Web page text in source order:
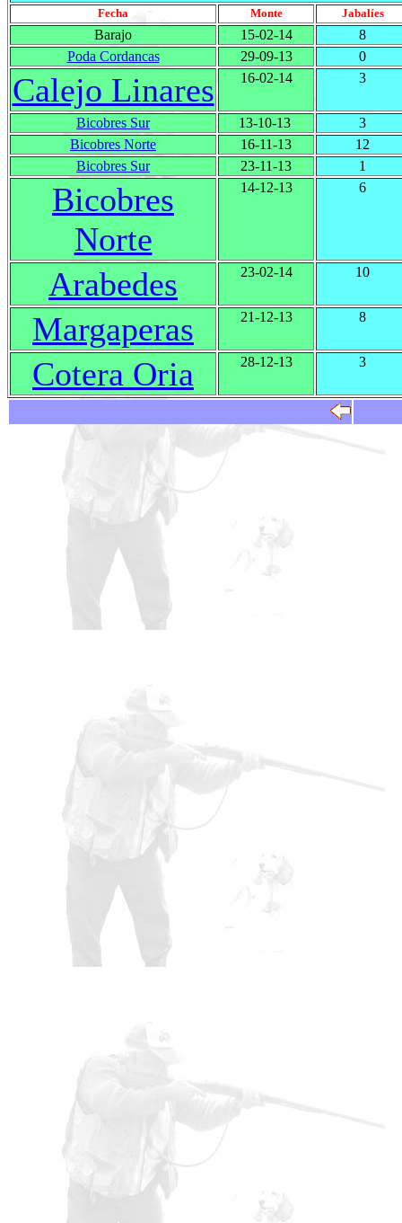
Fecha Monte Jabalíes
Barajo 15-02-14
8
Poda Cordancas
29-09-13 0
Calejo Linares 16-02-14 3
Bicobres Sur 13-10-13
3
Bicobres Norte
16-11-13
12
Bicobres Sur
23-11-13 1
Bicobres
Norte
14-12-13 6
Arabedes 23-02-14 10
Margaperas 21-12-13 8
Cotera Oria 28-12-13 3